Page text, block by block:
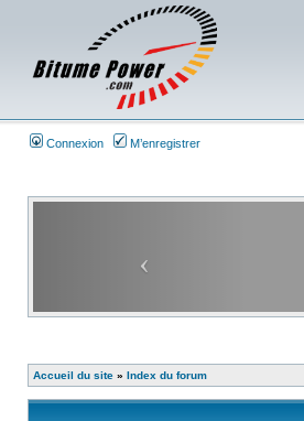
Connexion M’enregistrer
Accueil du site » Index du forum